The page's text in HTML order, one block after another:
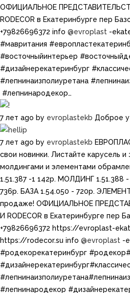
ОФИЦИАЛЬНОЕ
RODECOR в Екатеринбурге пер
+79826696372 info @evroplast -
#мавритания
#восточныйинтерьер
#дизайнерекатеринбург​​
#лепнинаизполиуретана​​
#лепнинародекор…
7 лет ago by evroplastekb Доброе
7 лет ago by evroplastekb
свои новинки. Листайте карусель
молдингами и элементами
1.51.387 -1 142р. МОЛДИНГ 1.51.388
736р. БАЗА 1.54.050 - 720р.
продаже! ОФИЦИАЛЬНОЕ
И RODECOR в Екатеринбурге пер
+79826696372 https://evroplast-
https://rodecor.su info @evroplast -
#родекорекатеринбург​​
#лепнинародекор